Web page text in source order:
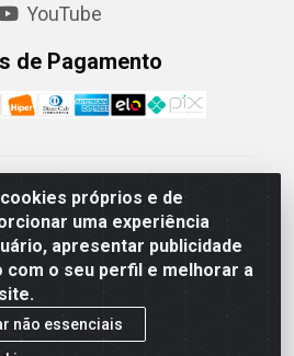
próprios e de
uma experiência
apresentar publicidade
com o seu perfil e melhorar a
não essenciais
YouTube
de Pagamento
Ltda - Avenida Conego Luiz W
Residencial do Arroio Duro,
- CEP 96.789-102 - CNPJ
0001-26